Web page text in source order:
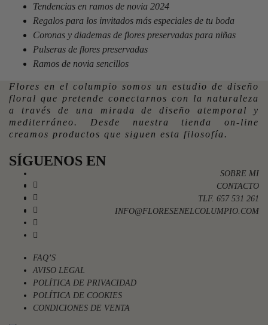
Tendencias en ramos de novia 2024
Regalos para los invitados más especiales de tu boda
Coronas y diademas de flores preservadas para niñas
Pulseras de flores preservadas
Ramos de novia sencillos
Flores en el columpio somos un estudio de diseño
floral que pretende conectarnos con la naturaleza
a través de una mirada de diseño atemporal y
mediterráneo. Desde nuestra tienda on-line
creamos productos que siguen esta filosofía.
SÍGUENOS EN
SOBRE MI
CONTACTO
TLF. 657 531 261
INFO@FLORESENELCOLUMPIO.COM
FAQ’S
AVISO LEGAL
POLÍTICA DE PRIVACIDAD
POLÍTICA DE COOKIES
CONDICIONES DE VENTA